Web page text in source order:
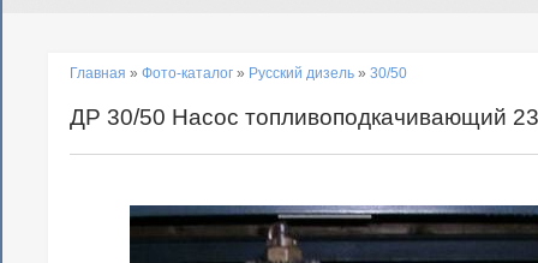
Главная » Фото-каталог » Русский дизель » 30/50
ДР 30/50 Насос топливоподкачивающий